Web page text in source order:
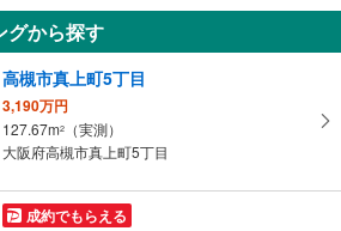
グから探す
高槻市真上町5丁目
3,190万円
127.67m2
（実測）
大阪府高槻市真上町5丁目
成約でもらえる